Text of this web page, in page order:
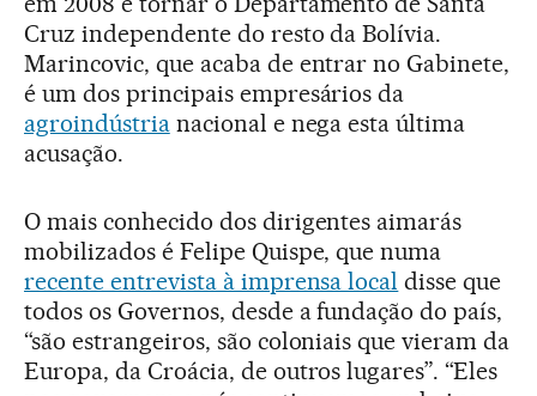
Cruz independente do resto da Bolívia.
Marincovic, que acaba de entrar no Gabinete,
é um dos principais empresários da
agroindústrianacional e nega esta última
acusação.
O mais conhecido dos dirigentes aimarás
mobilizados é Felipe Quispe, que numa
recente entrevista à imprensa local disse que
todos os Governos, desde a fundação do país,
“são estrangeiros, são coloniais que vieram da
Europa, da Croácia, de outros lugares”. “Eles